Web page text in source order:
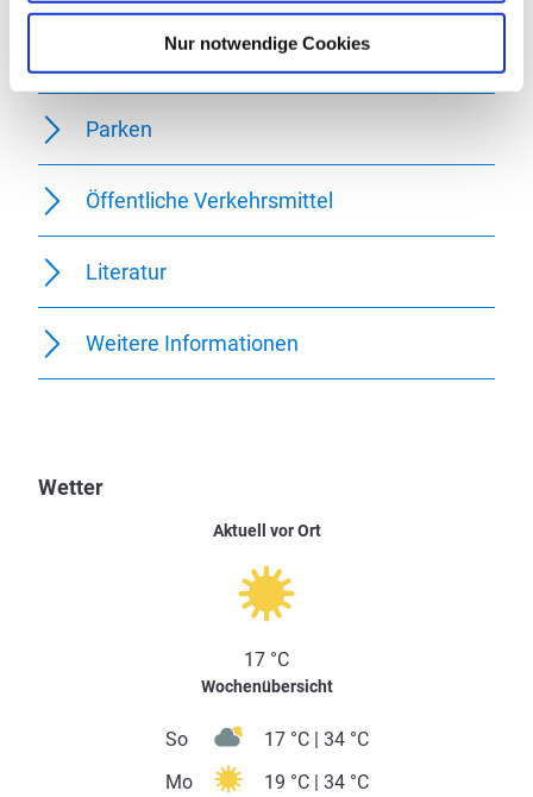
Nur notwendige Cookies
Parken
Öffentliche Verkehrsmittel
Literatur
Weitere Informationen
Wetter
Aktuell vor Ort
17 °C
Wochenübersicht
So
17 °C | 34 °C
Mo
19 °C | 34 °C